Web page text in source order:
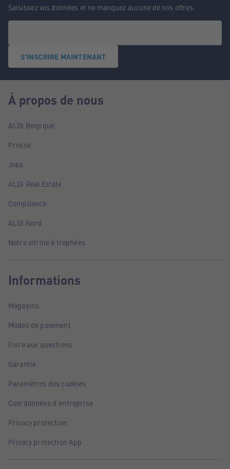
Saisissez vos données et ne manquez aucune de nos offres.
S'INSCRIRE MAINTENANT
À propos de nous
ALDI Belgique
Presse
Jobs
ALDI Real Estate
Compliance
ALDI Nord
Notre vitrine à trophées
Informations
Magasins
Modes de paiement
Foire aux questions
Garantie
Paramètres des cookies
Coordonnées d'entreprise
Privacy protection
Privacy protection App